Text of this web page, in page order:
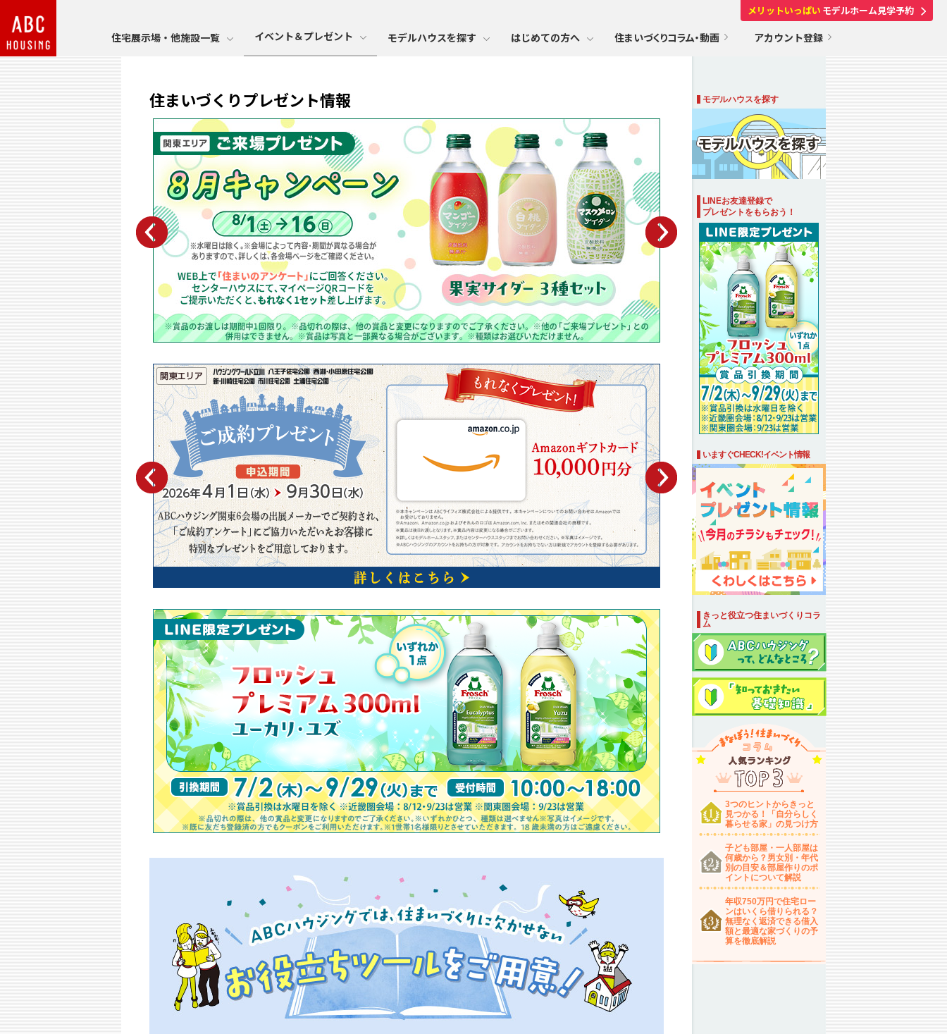
住宅展示場・他施設一覧 イベント＆プレゼント モデルハウスを探す はじめての方へ 住まいづくりコラム・動画 アカウント登録
メリットいっぱい モデルホーム見学予約
住まいづくりプレゼント情報 モデルハウスを探す
LINEお友達登録で
プレゼントをもらおう！
いますぐCHECK!イベント情報
きっと役立つ住まいづくりコラ
ム
3つのヒントからきっと
見つかる！「自分らしく
暮らせる家」の見つけ方
子ども部屋・一人部屋は
何歳から？男女別・年代
別の目安＆部屋作りのポ
イントについて解説
年収750万円で住宅ロー
ンはいくら借りられる？
無理なく返済できる借入
額と最適な家づくりの予
算を徹底解説